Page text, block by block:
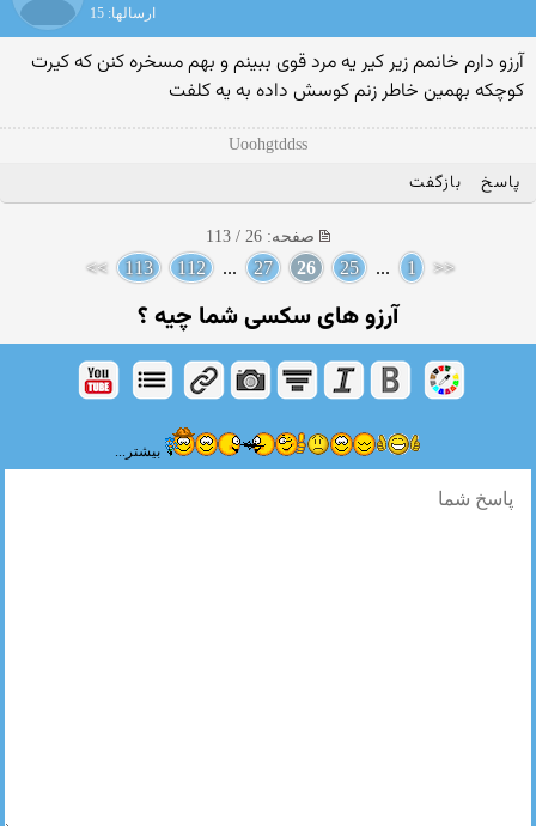
ارسالها: 15
آرزو دارم خانمم زیر کیر یه مرد قوی ببینم و بهم مسخره کنن که کیرت
کوچکه بهمین خاطر زنم کوسش داده به یه کلفت
Uoohgtddss
پاسخ بازگفت
صفحه: 26 / 113
<<
1
...
25
26
27
...
112
113
>>
آرزو های سکسی شما چیه ؟
بیشتر...